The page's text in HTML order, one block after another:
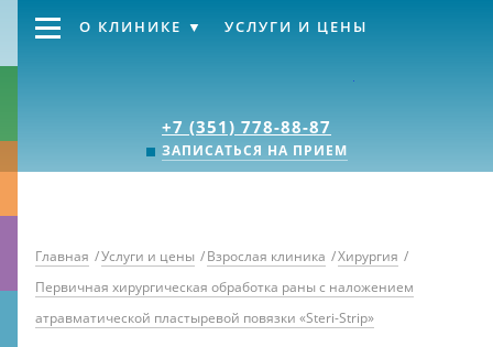
+7 (351) 778-88-87
ЗАПИСАТЬСЯ НА ПРИЕМ
О КЛИНИКЕ УСЛУГИ И ЦЕНЫ
Главная /Услуги и цены /Взрослая клиника /Хирургия /
Первичная хирургическая обработка раны с наложением
атравматической пластыревой повязки «Steri-Strip»